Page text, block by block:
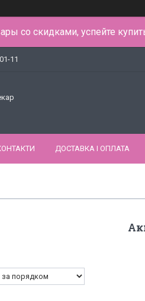
со скидками, успейте
11
ДОСТАВКА І ОПЛАТА